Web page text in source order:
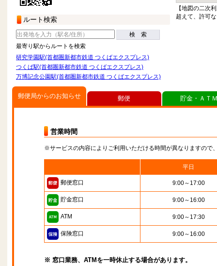
ルート検索
検 索
最寄り駅からルートを検索
研究学園駅(首都圏新都市鉄道 つくばエクスプレス)
つくば駅(首都圏新都市鉄道 つくばエクスプレス)
万博記念公園駅(首都圏新都市鉄道 つくばエクスプレス)
【地図の二次
超えて、許可
郵便局からのお知らせ
営業時間
※サービスの内容によりご利用いただける時間が異なりますので
平日
郵便窓口 9:00～17:00
貯金窓口 9:00～16:00
ATM 9:00～17:30
保険窓口 9:00～16:00
※ 窓口業務、ATMを一時休止する場合があります。
郵便 貯金・ＡＴ